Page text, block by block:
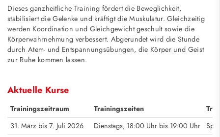
Dieses ganzheitliche Training fördert die Beweglichkeit,
stabilisiert die Gelenke und kräftigt die Muskulatur. Gleichzeitig
werden Koordination und Gleichgewicht geschult sowie die
Körperwahrnehmung verbessert. Abgerundet wird die Stunde
durch Atem- und Entspannungsübungen, die Körper und Geist
zur Ruhe kommen lassen.
Aktuelle Kurse
Trainingszeitraum Trainingszeiten
31. März bis 7. Juli 2026
Dienstags, 18:00 Uhr bis 19:00 Uhr